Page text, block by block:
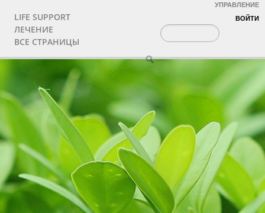
УПРАВЛЕНИЕ
ВОЙТИ
LIFE SUPPORT
ЛЕЧЕНИЕ
ВСЕ СТРАНИЦЫ